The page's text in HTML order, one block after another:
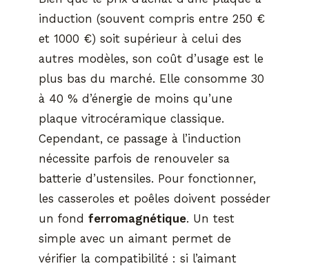
induction (souvent compris entre 250 €
et 1000 €) soit supérieur à celui des
autres modèles, son coût d’usage est le
plus bas du marché. Elle consomme 30
à 40 % d’énergie de moins qu’une
plaque vitrocéramique classique.
Cependant, ce passage à l’induction
nécessite parfois de renouveler sa
batterie d’ustensiles. Pour fonctionner,
les casseroles et poêles doivent posséder
un fond ferromagnétique. Un test
simple avec un aimant permet de
vérifier la compatibilité : si l’aimant